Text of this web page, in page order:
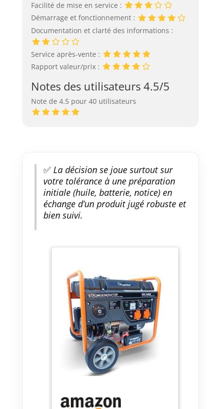
Facilité de mise en service :
Démarrage et fonctionnement :
Documentation et clarté des informations :
Service après-vente :
Rapport valeur/prix :
Notes des utilisateurs 4.5/5
Note de 4.5 pour 40 utilisateurs
✅La décision se joue surtout sur
votre tolérance à une préparation
initiale (huile, batterie, notice) en
échange d’un produit jugé robuste et
bien suivi.